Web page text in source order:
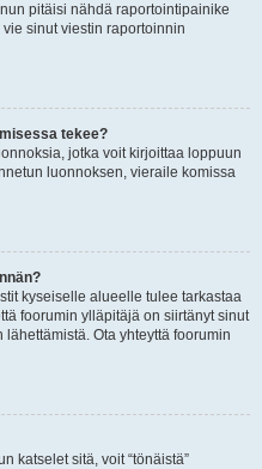
pitäisi nähdä raportointipainike
sinut viestin raportoinnin
tekee?
jotka voit kirjoittaa loppuun
luonnoksen, vieraile komissa
kyseiselle alueelle tulee tarkastaa
foorumin ylläpitäjä on siirtänyt sinut
Ota yhteyttä foorumin
katselet sitä, voit “tönäistä”